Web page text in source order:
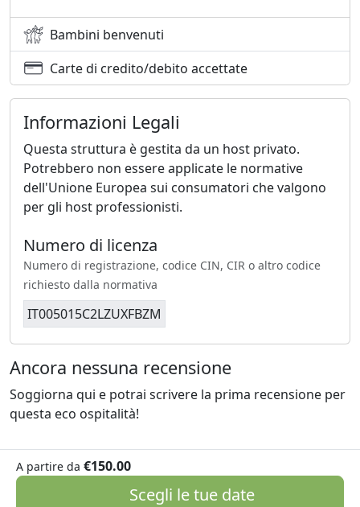
Bambini benvenuti
Carte di credito/debito accettate
Informazioni Legali
Questa struttura è gestita da un host privato.
Potrebbero non essere applicate le normative
dell'Unione Europea sui consumatori che valgono
per gli host professionisti.
Numero di licenza
Numero di registrazione, codice CIN, CIR o altro codice
richiesto dalla normativa
IT005015C2LZUXFBZM
Ancora nessuna recensione
Soggiorna qui e potrai scrivere la prima recensione per
questa eco ospitalità!
A partire da €150.00
Scegli le tue date